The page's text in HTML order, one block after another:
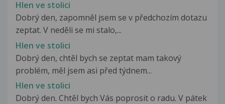
Hlen ve stolici
Dobrý den, zapomněl jsem se v předchozím dotazu
zeptat. V neděli se mi stalo,...
Hlen ve stolici
Dobrý den, chtěl bych se zeptat mam takový
problém, měl jsem asi před týdnem...
Hlen ve stolici
Dobrý den. Chtěl bych Vás poprosit o radu. V pátek